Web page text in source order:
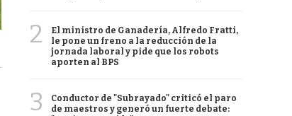
2
El ministro de Ganadería, Alfredo Fratti,
le pone un freno a la reducción de la
jornada laboral y pide que los robots
aporten al BPS
3
Conductor de "Subrayado" criticó el paro
de maestros y generó un fuerte debate: